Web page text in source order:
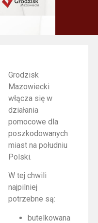
Grodzisk
Mazowiecki
włącza się w
działania
pomocowe dla
poszkodowanych
miast na południu
Polski.
W tej chwili
najpilniej
potrzebne są:
butelkowana